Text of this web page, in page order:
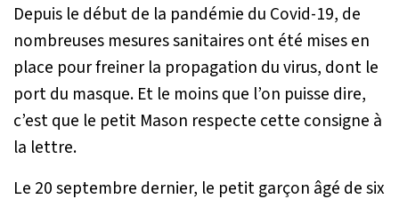
Depuis le début de la pandémie du Covid-19, de
nombreuses mesures sanitaires ont été mises en
place pour freiner la propagation du virus, dont le
port du masque. Et le moins que l’on puisse dire,
c’est que le petit Mason respecte cette consigne à
la lettre.
Le 20 septembre dernier, le petit garçon âgé de six